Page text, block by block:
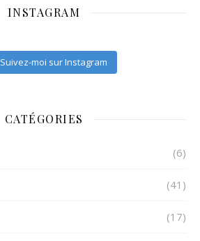
INSTAGRAM
Suivez-moi sur Instagram
CATÉGORIES
(6)
(41)
(17)